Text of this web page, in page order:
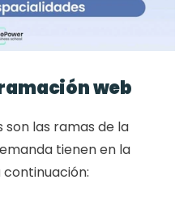
web
las ramas de la
tienen en la